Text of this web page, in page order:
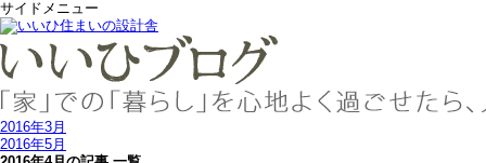
サイドメニュー
2016年3月
2016年5月